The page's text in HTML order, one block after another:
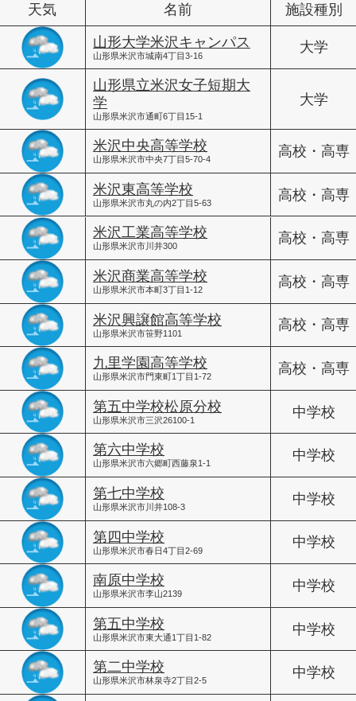
天気 名前 施設種別
山形大学米沢キャンパス
山形県米沢市城南4丁目3-16
大学
山形県立米沢女子短期大
学
山形県米沢市通町6丁目15-1
大学
米沢中央高等学校
山形県米沢市中央7丁目5-70-4
高校・高専
米沢東高等学校
山形県米沢市丸の内2丁目5-63
高校・高専
米沢工業高等学校
山形県米沢市川井300
高校・高専
米沢商業高等学校
山形県米沢市本町3丁目1-12
高校・高専
米沢興譲館高等学校
山形県米沢市笹野1101
高校・高専
九里学園高等学校
山形県米沢市門東町1丁目1-72
高校・高専
第五中学校松原分校
山形県米沢市三沢26100-1
中学校
第六中学校
山形県米沢市六郷町西藤泉1-1
中学校
第七中学校
山形県米沢市川井108-3
中学校
第四中学校
山形県米沢市春日4丁目2-69
中学校
南原中学校
山形県米沢市李山2139
中学校
第五中学校
山形県米沢市東大通1丁目1-82
中学校
第二中学校
山形県米沢市林泉寺2丁目2-5
中学校